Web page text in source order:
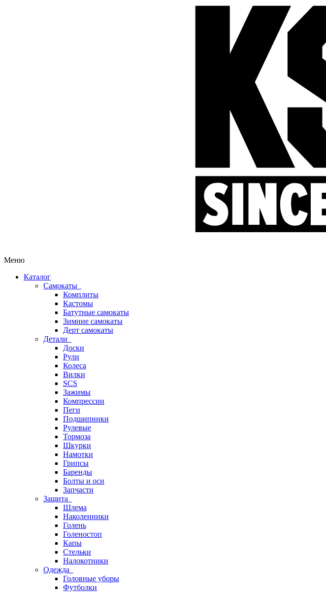
Меню
Каталог
Самокаты
Комплиты
Кастомы
Батутные самокаты
Зимние самокаты
Дерт самокаты
Детали
Доски
Рули
Колеса
Вилки
SCS
Зажимы
Компрессии
Пеги
Подшипники
Рулевые
Тормоза
Шкурки
Намотки
Грипсы
Баренды
Болты и оси
Запчасти
Защита
Шлема
Наколенники
Голень
Голеностоп
Капы
Стельки
Налокотники
Одежда
Головные уборы
Футболки